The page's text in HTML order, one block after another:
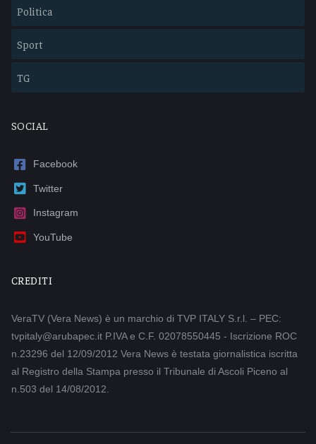
Politica
Sport
TG
SOCIAL
Facebook
Twitter
Instagram
YouTube
CREDITI
VeraTV (Vera News) è un marchio di TVP ITALY S.r.l. – PEC:
tvpitaly@arubapec.it P.IVA e C.F. 02078550445 - Iscrizione ROC
n.23296 del 12/09/2012 Vera News è testata giornalistica iscritta
al Registro della Stampa presso il Tribunale di Ascoli Piceno al
n.503 del 14/08/2012.